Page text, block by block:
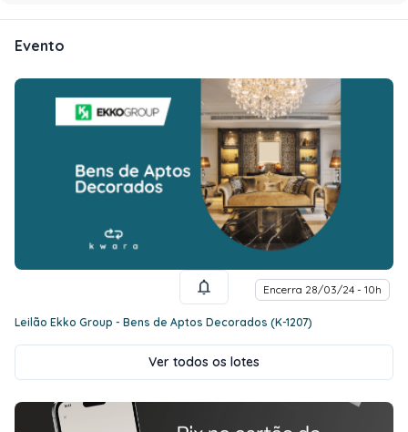
Evento
Encerra 28/03/24 - 10h
Leilão Ekko Group - Bens de Aptos Decorados (K-1207)
Ver todos os lotes